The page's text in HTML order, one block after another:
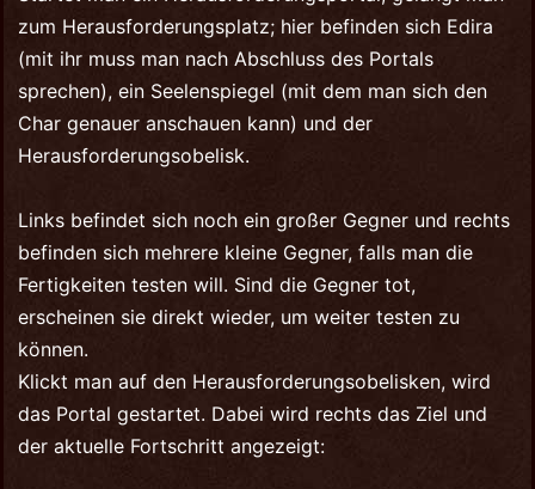
zum Herausforderungsplatz; hier befinden sich Edira
(mit ihr muss man nach Abschluss des Portals
sprechen), ein Seelenspiegel (mit dem man sich den
Char genauer anschauen kann) und der
Herausforderungsobelisk.
Links befindet sich noch ein großer Gegner und rechts
befinden sich mehrere kleine Gegner, falls man die
Fertigkeiten testen will. Sind die Gegner tot,
erscheinen sie direkt wieder, um weiter testen zu
können.
Klickt man auf den Herausforderungsobelisken, wird
das Portal gestartet. Dabei wird rechts das Ziel und
der aktuelle Fortschritt angezeigt: